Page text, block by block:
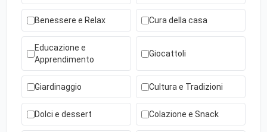
Benessere e Relax Cura della casa
Educazione e
Apprendimento
Giocattoli
Giardinaggio Cultura e Tradizioni
Dolci e dessert Colazione e Snack